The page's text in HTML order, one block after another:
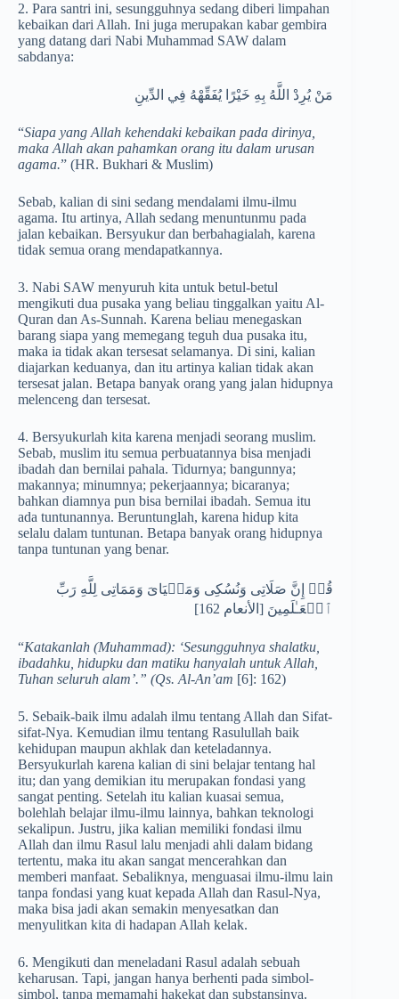
2. Para santri ini, sesungguhnya sedang diberi limpahan
kebaikan dari Allah. Ini juga merupakan kabar gembira
yang datang dari Nabi Muhammad SAW dalam
sabdanya:
مَنْ يُرِدْ اللَّهُ بِهِ خَيْرًا يُفَقِّهْهُ فِي الدِّينِ
“Siapa yang Allah kehendaki kebaikan pada dirinya,
maka Allah akan pahamkan orang itu dalam urusan
agama.” (HR. Bukhari & Muslim)
Sebab, kalian di sini sedang mendalami ilmu-ilmu
agama. Itu artinya, Allah sedang menuntunmu pada
jalan kebaikan. Bersyukur dan berbahagialah, karena
tidak semua orang mendapatkannya.
3. Nabi SAW menyuruh kita untuk betul-betul
mengikuti dua pusaka yang beliau tinggalkan yaitu Al-
Quran dan As-Sunnah. Karena beliau menegaskan
barang siapa yang memegang teguh dua pusaka itu,
maka ia tidak akan tersesat selamanya. Di sini, kalian
diajarkan keduanya, dan itu artinya kalian tidak akan
tersesat jalan. Betapa banyak orang yang jalan hidupnya
melenceng dan tersesat.
4. Bersyukurlah kita karena menjadi seorang muslim.
Sebab, muslim itu semua perbuatannya bisa menjadi
ibadah dan bernilai pahala. Tidurnya; bangunnya;
makannya; minumnya; pekerjaannya; bicaranya;
bahkan diamnya pun bisa bernilai ibadah. Semua itu
ada tuntunannya. Beruntunglah, karena hidup kita
selalu dalam tuntunan. Betapa banyak orang hidupnya
tanpa tuntunan yang benar.
قُلۡ إِنَّ صَلَاتِی وَنُسُكِی وَمَحۡیَایَ وَمَمَاتِی لِلَّهِ رَبِّ
ٱلۡعَـٰلَمِینَ [الأنعام 162]
“Katakanlah (Muhammad): ‘Sesungguhnya shalatku,
ibadahku, hidupku dan matiku hanyalah untuk Allah,
Tuhan seluruh alam’.” (Qs. Al-An’am [6]: 162)
5. Sebaik-baik ilmu adalah ilmu tentang Allah dan Sifat-
sifat-Nya. Kemudian ilmu tentang Rasulullah baik
kehidupan maupun akhlak dan keteladannya.
Bersyukurlah karena kalian di sini belajar tentang hal
itu; dan yang demikian itu merupakan fondasi yang
sangat penting. Setelah itu kalian kuasai semua,
bolehlah belajar ilmu-ilmu lainnya, bahkan teknologi
sekalipun. Justru, jika kalian memiliki fondasi ilmu
Allah dan ilmu Rasul lalu menjadi ahli dalam bidang
tertentu, maka itu akan sangat mencerahkan dan
memberi manfaat. Sebaliknya, menguasai ilmu-ilmu lain
tanpa fondasi yang kuat kepada Allah dan Rasul-Nya,
maka bisa jadi akan semakin menyesatkan dan
menyulitkan kita di hadapan Allah kelak.
6. Mengikuti dan meneladani Rasul adalah sebuah
keharusan. Tapi, jangan hanya berhenti pada simbol-
simbol, tanpa memamahi hakekat dan substansinya.